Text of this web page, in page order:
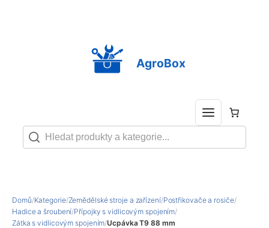
AgroBox
Domů/Kategorie/Zemědělské stroje a zařízení/Postřikovače a rosiče/
Hadice a šroubení/Přípojky s vidlicovým spojením/
Zátka s vidlicovým spojením/Ucpávka T9 88 mm